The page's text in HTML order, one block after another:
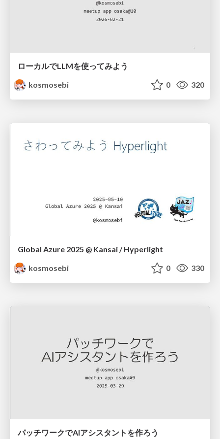
ローカルでLLMを使ってみよう
kosmosebi
0 320
Global Azure 2025 @ Kansai / Hyperlight
kosmosebi
0 330
パッチワークでAIアシスタントを作ろう